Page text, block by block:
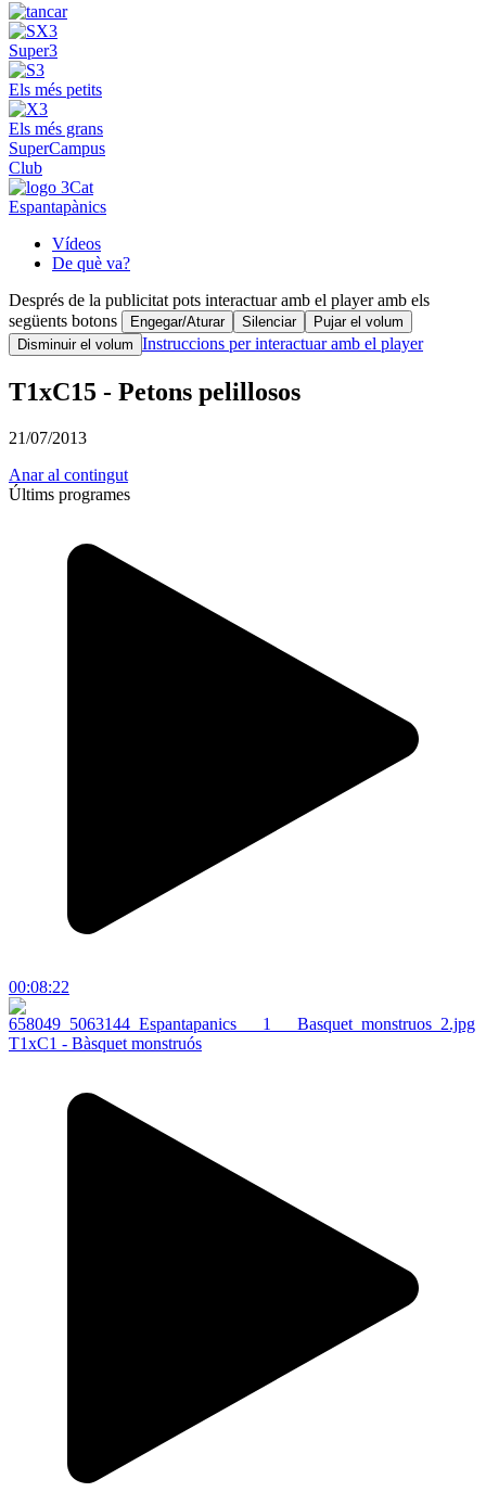
Super3
Els més petits
Els més grans
SuperCampus
Club
Espantapànics
Vídeos
De què va?
Després de la publicitat pots interactuar amb el player amb els
següents botons
Engegar/Aturar Silenciar
Pujar el volum
Disminuir el volum Instruccions per interactuar amb el player
T1xC15 - Petons pelillosos
21/07/2013
Anar al contingut
Últims programes
00:08:22
T1xC1 - Bàsquet monstruós